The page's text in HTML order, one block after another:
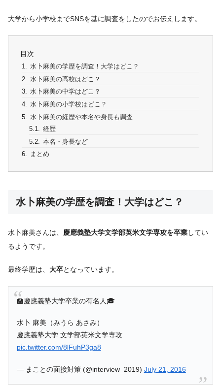
大学から小学校までSNSを基に調査をしたのでお伝えします。
目次
水卜麻美の学歴を調査！大学はどこ？
水卜麻美の高校はどこ？
水卜麻美の中学はどこ？
水卜麻美の小学校はどこ？
水卜麻美の経歴や本名や身長も調査
経歴
本名・身長など
まとめ
水卜麻美の学歴を調査！大学はどこ？
水卜麻美さんは、 慶應義塾大学文学部英米文学専攻を卒業してい
るようです。
最終学歴は、 大卒となっています。
🏫慶應義塾大学卒業の有名人🎓
水卜 麻美（みうら あさみ）
慶應義塾大学 文学部英米文学専攻
pic.twitter.com/8lFuhP3ga8
— まことの面接対策 (@interview_2019) July 21, 2016